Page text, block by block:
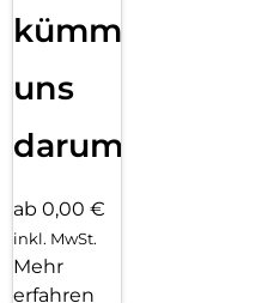
kümmern
uns
darum!
ab 0,00 €
inkl. MwSt.
Mehr
erfahren